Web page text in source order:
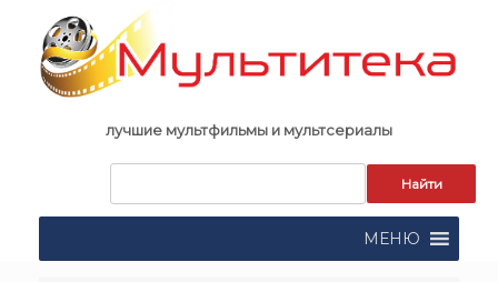
content
лучшие мультфильмы и мультсериалы
поиска:
МЕНЮ